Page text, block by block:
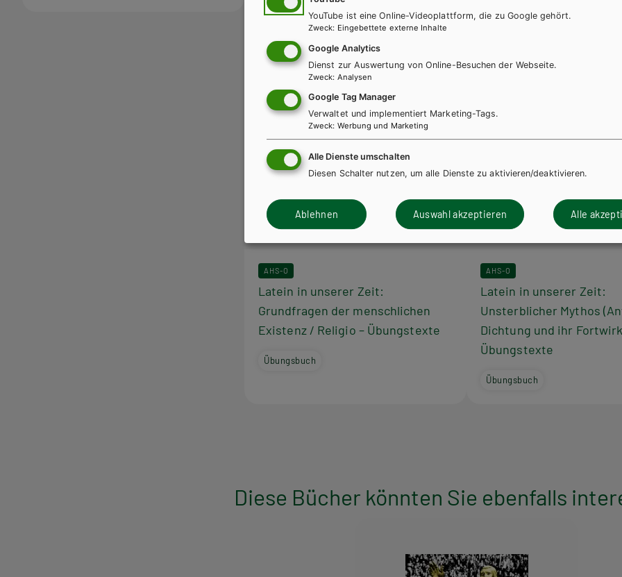
AHS-O
Latein in unserer Zeit:
Grundfragen der menschlichen
Existenz / Religio – Übungstexte
Übungsbuch
AHS-O
Latein in unserer Zeit:
Unsterblicher Mythos
Dichtung und ihr
Übungstexte
Übungsbuch
Diese Bücher könnten Sie ebenfalls
YouTube ist eine Online-Videoplattform, die zu Google gehört.
Zweck: Eingebettete externe Inhalte
Google Analytics
Dienst zur Auswertung von Online-Besuchen der Webseite.
Zweck: Analysen
Google Tag Manager
Verwaltet und implementiert Marketing-Tags.
Zweck: Werbung und Marketing
Alle Dienste umschalten
Diesen Schalter nutzen, um alle Dienste zu aktivieren/deaktivieren.
Ablehnen Auswahl akzeptieren Alle